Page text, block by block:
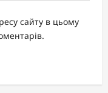
сайту в цьому